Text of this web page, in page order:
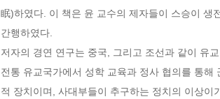
眠)하였다. 이 책은 윤 교수의 제자들이 스승이 생
간행하였다.
저자의 경연 연구는 중국, 그리고 조선과 같이 유
전통 유교국가에서 성학 교육과 정사 협의를 통해
적 장치이며, 사대부들이 추구하는 정치의 이상